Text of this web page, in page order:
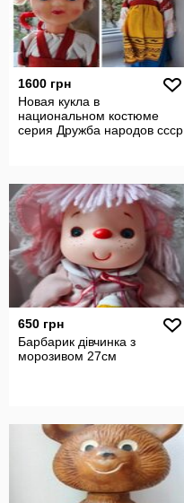
1600 грн
Новая кукла в
национальном костюме
серия Дружба народов ссср
650 грн
Барбарик дівчинка з
морозивом 27см